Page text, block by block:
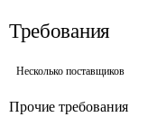
Требования
Несколько поставщиков
Прочие требования